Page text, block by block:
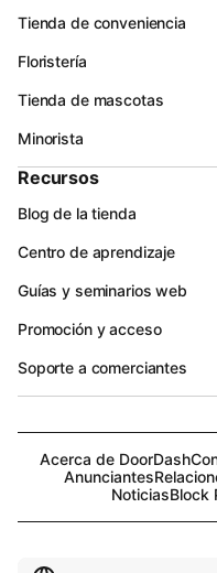
Tienda de conveniencia
Floristería
Tienda de mascotas
Minorista
Recursos
Blog de la tienda
Centro de aprendizaje
Guías y seminarios web
Promoción y acceso
Soporte a comerciantes
Acerca de DoorDash
Anunciantes
NoticiasBlock